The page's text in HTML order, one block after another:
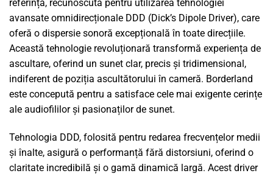
referință, recunoscută pentru utilizarea tehnologiei
avansate omnidirecționale DDD (Dick’s Dipole Driver), care
oferă o dispersie sonoră excepțională în toate direcțiile.
Această tehnologie revoluționară transformă experiența de
ascultare, oferind un sunet clar, precis și tridimensional,
indiferent de poziția ascultătorului în cameră. Borderland
este concepută pentru a satisface cele mai exigente cerințe
ale audiofililor și pasionaților de sunet.
Tehnologia DDD, folosită pentru redarea frecvențelor medii
și înalte, asigură o performanță fără distorsiuni, oferind o
claritate incredibilă și o gamă dinamică largă. Acest driver